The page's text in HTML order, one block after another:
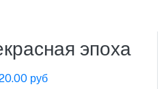
эпоха
руб